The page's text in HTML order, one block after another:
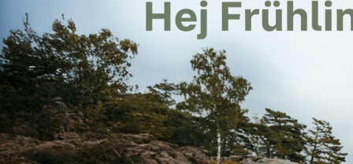
Plug-in Hybrid
3 Modelle